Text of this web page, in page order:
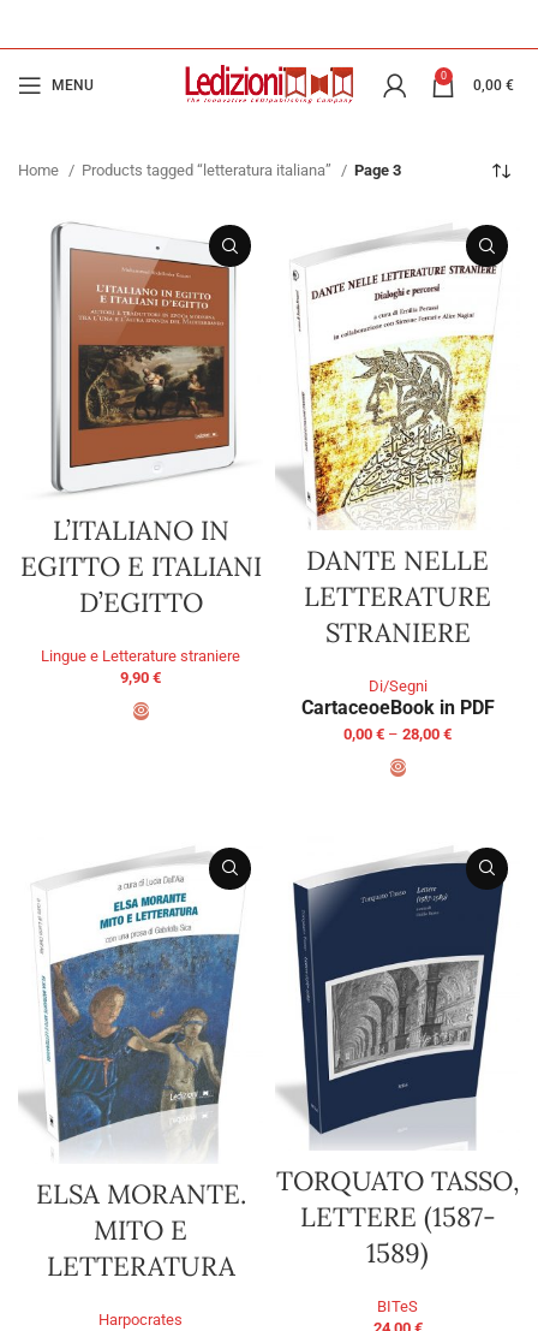
MENU
0
0,00 €
Home Products tagged “letteratura italiana” Page 3
L’ITALIANO IN
EGITTO E ITALIANI
D’EGITTO
Lingue e Letterature straniere
9,90 €
DANTE NELLE
LETTERATURE
STRANIERE
Di/Segni
CartaceoeBook in PDF
0,00 € – 28,00 €
ELSA MORANTE.
MITO E
LETTERATURA
Harpocrates
TORQUATO TASSO,
LETTERE (1587-
1589)
BITeS